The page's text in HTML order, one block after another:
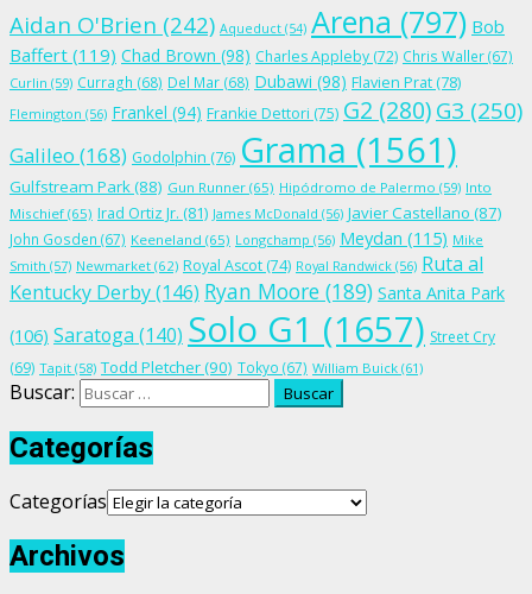
Aidan O'Brien (242) Aqueduct (54) Arena (797) Bob
Baffert (119) Chad Brown (98) Charles Appleby (72) Chris Waller(67)
Curlin (59) Curragh (68) Del Mar (68) Dubawi (98) Flavien Prat (78)
Flemington (56) Frankel (94) Frankie Dettori (75) G2 (280)G3 (250)
Galileo (168) Godolphin (76) Grama (1561)
Gulfstream Park(88) Gun Runner (65) Hipódromo de Palermo (59) Into
Mischief (65) Irad Ortiz Jr. (81) James McDonald (56) Javier Castellano (87)
John Gosden (67) Keeneland (65) Longchamp (56) Meydan (115) Mike
Smith (57) Newmarket (62) Royal Ascot (74) Royal Randwick (56) Ruta al
Kentucky Derby(146) Ryan Moore (189) Santa Anita Park
(106) Saratoga (140) Solo G1 (1657) Street Cry
(69) Tapit (58) Todd Pletcher(90) Tokyo (67) William Buick (61)
Buscar:
Categorías
Categorías
Archivos